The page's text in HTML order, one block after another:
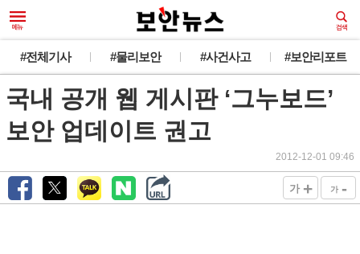
#전체기사 #물리보안 #사건사고 #보안리포트
국내 공개 웹 게시판 ‘그누보드’
보안 업데이트 권고
2012-12-01 09:46
가 + 가 -